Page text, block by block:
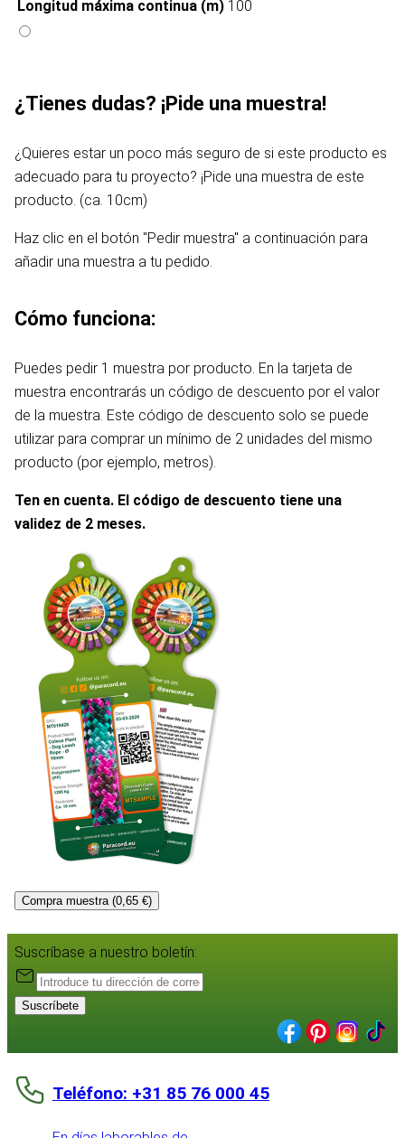
Longitud máxima continua (m) 100
¿Tienes dudas? ¡Pide una muestra!
¿Quieres estar un poco más seguro de si este producto es
adecuado para tu proyecto? ¡Pide una muestra de este
producto. (ca. 10cm)
Haz clic en el botón "Pedir muestra" a continuación para
añadir una muestra a tu pedido.
Cómo funciona:
Puedes pedir 1 muestra por producto. En la tarjeta de
muestra encontrarás un código de descuento por el valor
de la muestra. Este código de descuento solo se puede
utilizar para comprar un mínimo de 2 unidades del mismo
producto (por ejemplo, metros).
Ten en cuenta. El código de descuento tiene una
validez de 2 meses.
Compra muestra (0,65 €)
Suscríbase a nuestro boletín:
Suscríbete
Teléfono: +31 85 76 000 45